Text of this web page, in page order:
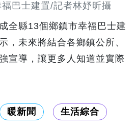
巴士建置/記者林妤昕攝
全縣13個鄉鎮市幸福巴士建
，未來將結合各鄉鎮公所、
宣導，讓更多人知道並實際
暖新聞 生活綜合